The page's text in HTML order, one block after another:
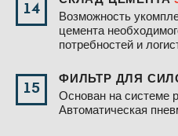
14
Возможность
цемента
потребностей и
15
ФИЛЬТР ДЛЯ
Основан на системе
Автоматическая